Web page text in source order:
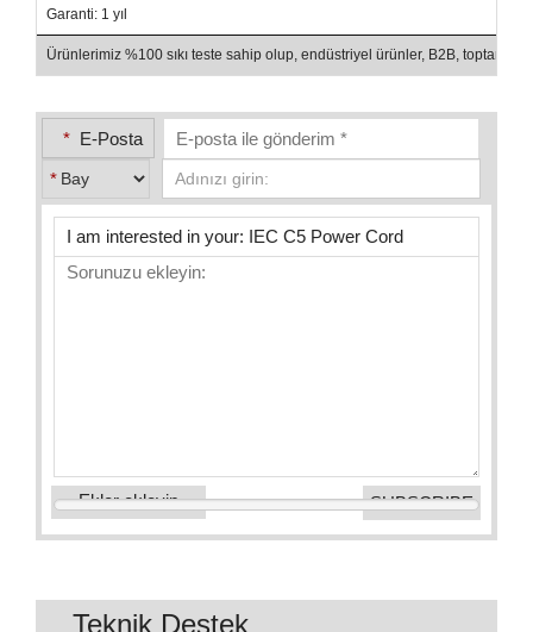
Garanti: 1 yıl
Ürünlerimiz %100 sıkı teste sahip olup, endüstriyel ürünler, B2B, toptan
* E-Posta
*
Ekler ekleyin
Teknik Destek